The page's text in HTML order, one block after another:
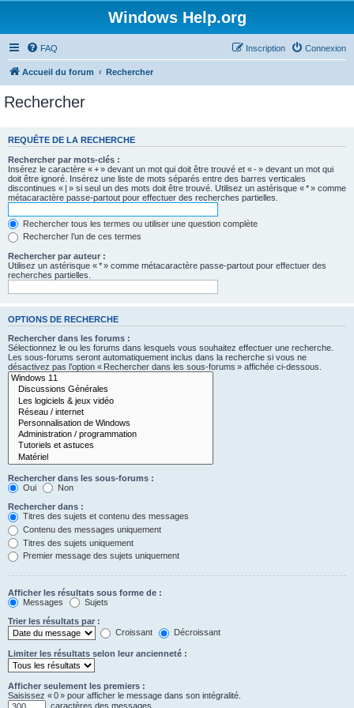
Windows Help.org
FAQ Connexion
Inscription
Accueil du forum Rechercher
Rechercher
REQUÊTE DE LA RECHERCHE
Rechercher par mots-clés :
Insérez le caractère « + » devant un mot qui doit être trouvé et « - » devant un mot qui
doit être ignoré. Insérez une liste de mots séparés entre des barres verticales
discontinues « | » si seul un des mots doit être trouvé. Utilisez un astérisque « * » comme
métacaractère passe-partout pour effectuer des recherches partielles.
Rechercher tous les termes ou utiliser une question complète
Rechercher l’un de ces termes
Rechercher par auteur :
Utilisez un astérisque « * » comme métacaractère passe-partout pour effectuer des
recherches partielles.
OPTIONS DE RECHERCHE
Rechercher dans les forums :
Sélectionnez le ou les forums dans lesquels vous souhaitez effectuer une recherche.
Les sous-forums seront automatiquement inclus dans la recherche si vous ne
désactivez pas l’option « Rechercher dans les sous-forums » affichée ci-dessous.
Rechercher dans les sous-forums :
Oui
Non
Rechercher dans :
Titres des sujets et contenu des messages
Contenu des messages uniquement
Titres des sujets uniquement
Premier message des sujets uniquement
Afficher les résultats sous forme de :
Messages
Sujets
Trier les résultats par :
Croissant
Décroissant
Limiter les résultats selon leur ancienneté :
Afficher seulement les premiers :
Saisissez « 0 » pour afficher le message dans son intégralité.
caractères des messages